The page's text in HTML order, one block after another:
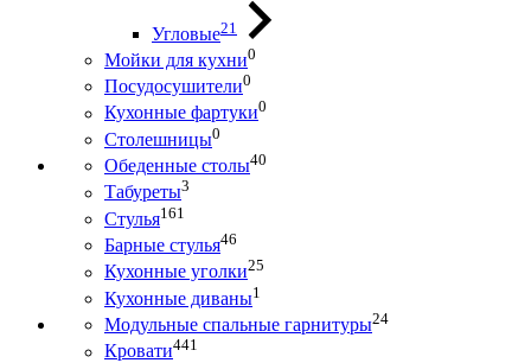
Угловые21
Мойки для кухни0
Посудосушители0
Кухонные фартуки0
Столешницы0
Обеденные столы40
Табуреты3
Стулья161
Барные стулья46
Кухонные уголки25
Кухонные диваны1
Модульные спальные гарнитуры24
Кровати441